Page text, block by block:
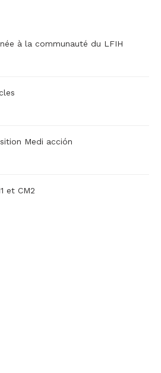
à la communauté du LFIH
Medi acción
et CM2